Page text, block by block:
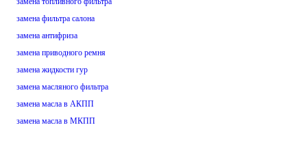
замена фильтра салона
замена антифриза
замена приводного ремня
замена жидкости гур
замена масляного фильтра
замена масла в АКПП
замена масла в МКПП